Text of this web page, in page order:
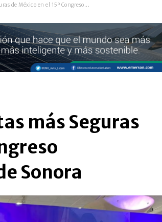
de México en el 15º Congreso...
más Seguras
Sonora